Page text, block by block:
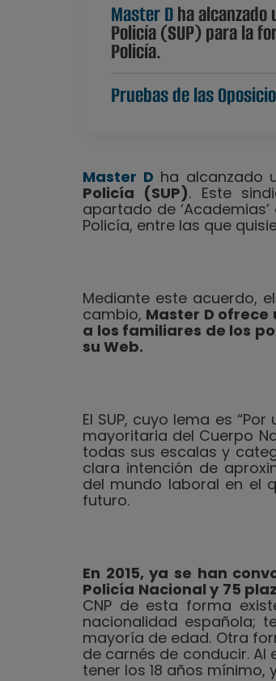
Master Dha
Policía (SUP) para la
Policía.
Pruebas de las
Master D ha alcanzado
Policía (SUP). Este
apartado de
Policía, entre las que
Mediante este acuerdo,
cambio, Master D ofrece
a los familiares de los
su Web.
El SUP, cuyo lema es
mayoritaria del Cuerpo
todas sus escalas y
clara intención de
del mundo laboral en el
futuro.
En 2015, ya se han
Policía Nacional y 75
CNP de esta forma
nacionalidad española;
mayoría de edad. Otra
de carnés de conducir. Al
tener los 18 años mínimo,